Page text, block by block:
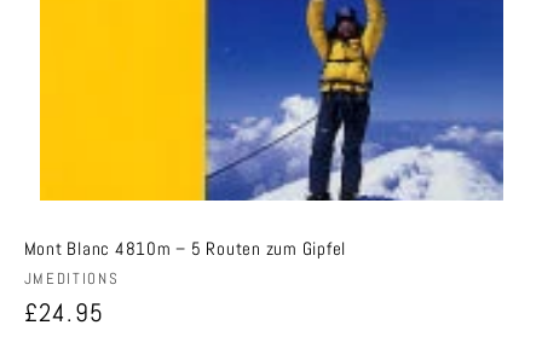
Mont Blanc 4810m – 5 Routen zum Gipfel
Anbieter:
JMEDITIONS
Normaler
£24.95